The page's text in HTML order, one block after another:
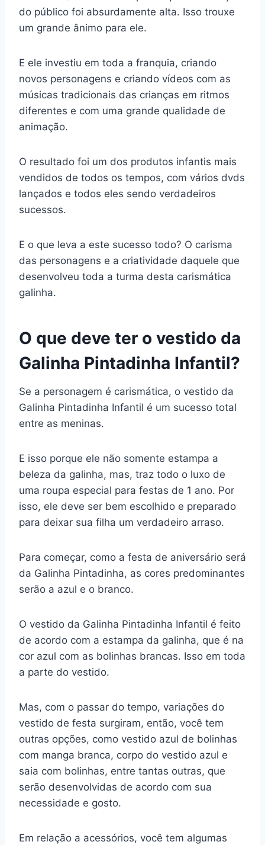
do público foi absurdamente alta. Isso trouxe
um grande ânimo para ele.
E ele investiu em toda a franquia, criando
novos personagens e criando vídeos com as
músicas tradicionais das crianças em ritmos
diferentes e com uma grande qualidade de
animação.
O resultado foi um dos produtos infantis mais
vendidos de todos os tempos, com vários dvds
lançados e todos eles sendo verdadeiros
sucessos.
E o que leva a este sucesso todo? O carisma
das personagens e a criatividade daquele que
desenvolveu toda a turma desta carismática
galinha.
O que deve ter o vestido da
Galinha Pintadinha Infantil?
Se a personagem é carismática, o vestido da
Galinha Pintadinha Infantil é um sucesso total
entre as meninas.
E isso porque ele não somente estampa a
beleza da galinha, mas, traz todo o luxo de
uma roupa especial para festas de 1 ano. Por
isso, ele deve ser bem escolhido e preparado
para deixar sua filha um verdadeiro arraso.
Para começar, como a festa de aniversário será
da Galinha Pintadinha, as cores predominantes
serão a azul e o branco.
O vestido da Galinha Pintadinha Infantil é feito
de acordo com a estampa da galinha, que é na
cor azul com as bolinhas brancas. Isso em toda
a parte do vestido.
Mas, com o passar do tempo, variações do
vestido de festa surgiram, então, você tem
outras opções, como vestido azul de bolinhas
com manga branca, corpo do vestido azul e
saia com bolinhas, entre tantas outras, que
serão desenvolvidas de acordo com sua
necessidade e gosto.
Em relação a acessórios, você tem algumas